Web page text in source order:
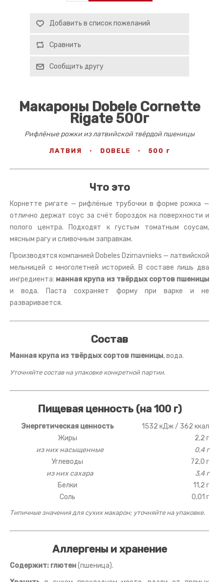
Добавить в список пожеланий
Сравнить
Сообщить другу
Макароны Dobele Cornette
Rigate 500г
Рифлёные рожки из латвийской твёрдой пшеницы
ЛАТВИЯ · DOBELE · 500 г
Что это
Корнетте ригате — рифлёные трубочки в форме рожка —
отлично держат соус за счёт бороздок на поверхности и
полого центра. Подходят к густым томатным соусам,
мясным рагу и сливочным заправкам.
Производятся компанией Dobeles Dzirnavnieks — латвийской
мельницей с многолетней историей. В составе лишь два
ингредиента: манная крупа из твёрдых сортов пшеницы
и вода. Паста сохраняет форму при варке и не
разваривается.
Состав
Манная крупа из твёрдых сортов пшеницы, вода.
Уточняйте состав на упаковке конкретной партии.
Пищевая ценность (на 100 г)
Энергетическая ценность
1532 кДж / 362 ккал
Жиры
2,2 г
из них насыщенные
0,4 г
Углеводы
72,0 г
из них сахара
3,4 г
Белки
11,2 г
Соль
0,01 г
Типичные значения для сухих макарон; уточняйте на упаковке.
Аллергены и хранение
Содержит: глютен(пшеница).